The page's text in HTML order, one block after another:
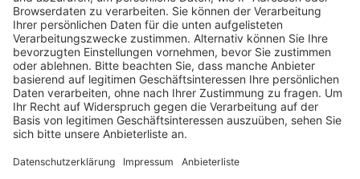
fußballbegeisterte Jugendliche aus der Region.
Gesucht werden Teilnehmer, die bereit sind, auf dem
Spielfeld Verantwortung zu übernehmen. Die
Ausbildung ermöglicht es den Nachwuchskräften, den
Fußball aus einer völlig neuen Perspektive
kennenzulernen.
Vor der Teilnahme ist die Anmeldung unbedingt
erforderlich. Dieses ist via E-Mail an Mika Forst